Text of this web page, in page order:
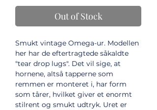
Out of Stock
Smukt vintage Omega-ur. Modellen
her har de eftertragtede såkaldte
"tear drop lugs". Det vil sige, at
hornene, altså tapperne som
remmen er monteret i, har form
som tårer, hvilket giver et enormt
stilrent og smukt udtryk. Uret er